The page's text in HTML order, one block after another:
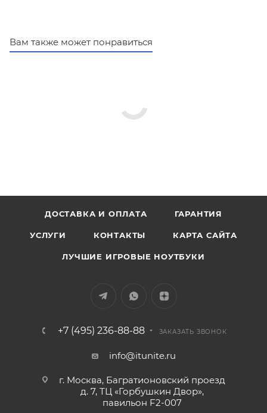
Вам также может понравиться
ДОСТАВКА И ОПЛАТА ГАРАНТИЯ
УСЛУГИ КОНТАКТЫ КАРТА САЙТА
ЛУЧШИЕ ИГРОВЫЕ НОУТБУКИ
+7 (495) 236-88-88 ЗАКАЗАТЬ ЗВОНОК
info@itunite.ru
г. Москва, Багратионовский проезд
д. 7, ТЦ «Горбушкин Двор»,
павильон F2-007